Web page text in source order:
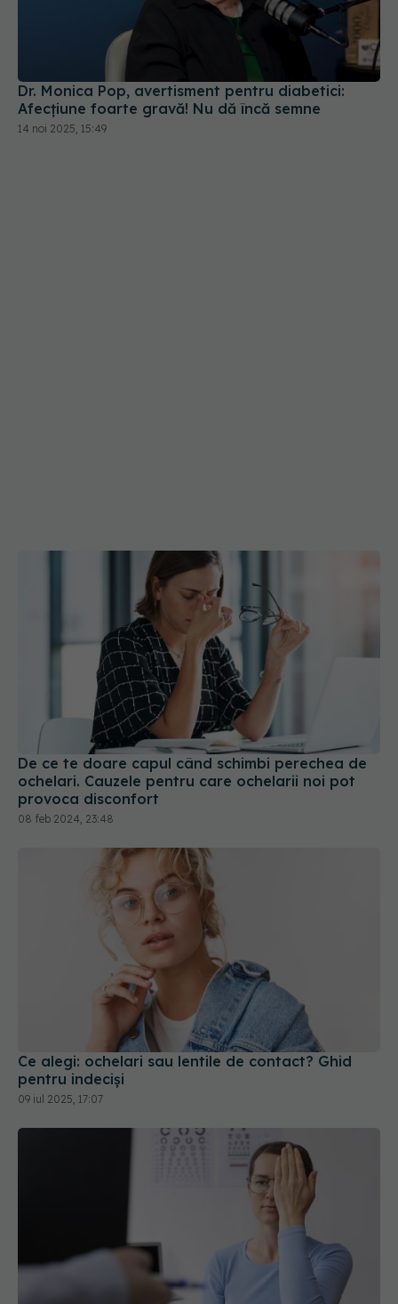
Dr. Monica Pop, avertisment pentru diabetici:
Afecțiune foarte gravă! Nu dă încă semne
14 noi 2025, 15:49
De ce te doare capul când schimbi perechea de
ochelari. Cauzele pentru care ochelarii noi pot
provoca disconfort
08 feb 2024, 23:48
Ce alegi: ochelari sau lentile de contact? Ghid
pentru indeciși
09 iul 2025, 17:07